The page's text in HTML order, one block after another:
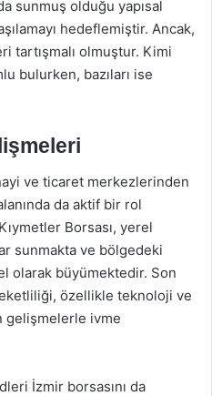
sunmuş olduğu yapısal
hedeflemiştir. Ancak,
tartışmalı olmuştur. Kimi
bulurken, bazıları ise
ve ticaret merkezlerinden
da aktif bir rol
Borsası, yerel
sunmakta ve bölgedeki
olarak büyümektedir. Son
özellikle teknoloji ve
gelişmelerle ivme
İzmir borsasını da